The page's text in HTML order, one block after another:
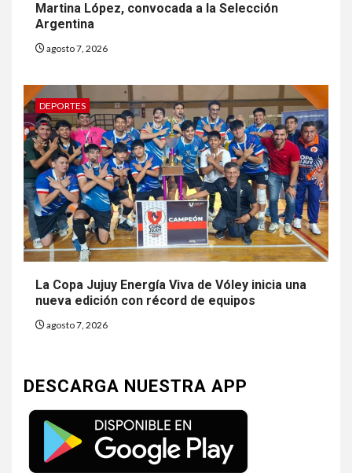
Martina López, convocada a la Selección
Argentina
agosto 7, 2026
DEPORTES
La Copa Jujuy Energía Viva de Vóley inicia una
nueva edición con récord de equipos
agosto 7, 2026
DESCARGA NUESTRA APP